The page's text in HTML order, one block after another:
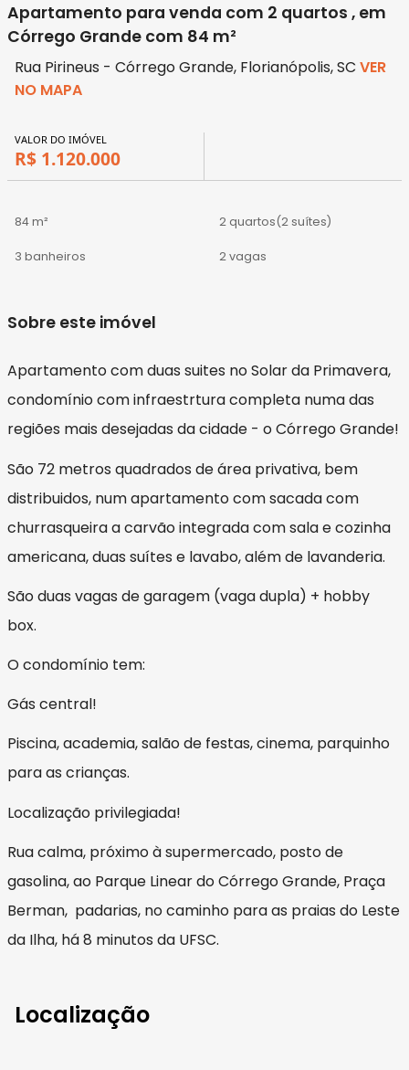
Apartamento para venda com 2 quartos , em
Córrego Grande com 84 m²
Rua Pirineus - Córrego Grande, Florianópolis, SC VER
NO MAPA
VALOR DO IMÓVEL
R$ 1.120.000
84 m² 2 quartos(2 suítes)
3 banheiros 2 vagas
Sobre este imóvel
Apartamento com duas suites no Solar da Primavera,
condomínio com infraestrtura completa numa das
regiões mais desejadas da cidade - o Córrego Grande!
São 72 metros quadrados de área privativa, bem
distribuidos, num apartamento com sacada com
churrasqueira a carvão integrada com sala e cozinha
americana, duas suítes e lavabo, além de lavanderia.
São duas vagas de garagem (vaga dupla) + hobby
box.
O condomínio tem:
Gás central!
Piscina, academia, salão de festas, cinema, parquinho
para as crianças.
Localização privilegiada!
Rua calma, próximo à supermercado, posto de
gasolina, ao Parque Linear do Córrego Grande, Praça
Berman, padarias, no caminho para as praias do Leste
da Ilha, há 8 minutos da UFSC.
Localização